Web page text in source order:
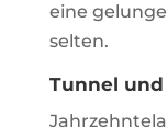
eine
selten.
Tunnel